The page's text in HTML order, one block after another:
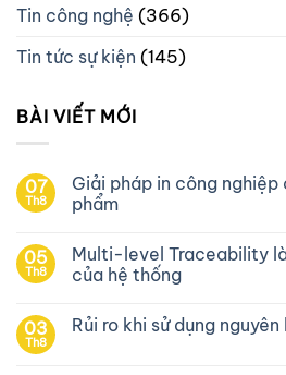
Tin công nghệ (366)
Tin tức sự kiện (145)
BÀI VIẾT MỚI
07
Th8
Giải pháp in công nghiệp
phẩm
05
Th8
Multi-level Traceability
của hệ thống
03
Th8
Rủi ro khi sử dụng